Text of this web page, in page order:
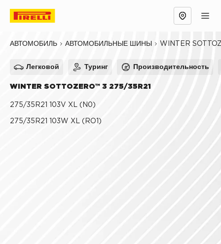
АВТОМОБИЛЬ АВТОМОБИЛЬНЫЕ ШИНЫ WINTER
Легковой Туринг Производительность
WINTER SOTTOZERO™ 3 275/35R21
275/35R21 103V XL (N0)
275/35R21 103W XL (RO1)